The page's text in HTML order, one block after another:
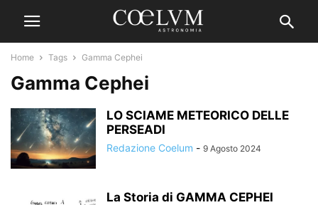
Home Tags Gamma Cephei
Gamma Cephei
LO SCIAME METEORICO DELLE
PERSEADI
Redazione Coelum - 9 Agosto 2024
La Storia di GAMMA CEPHEI